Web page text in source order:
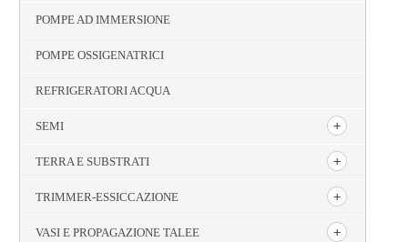
POMPE AD IMMERSIONE
POMPE OSSIGENATRICI
REFRIGERATORI ACQUA
SEMI
TERRA E SUBSTRATI
TRIMMER-ESSICCAZIONE
VASI E PROPAGAZIONE TALEE